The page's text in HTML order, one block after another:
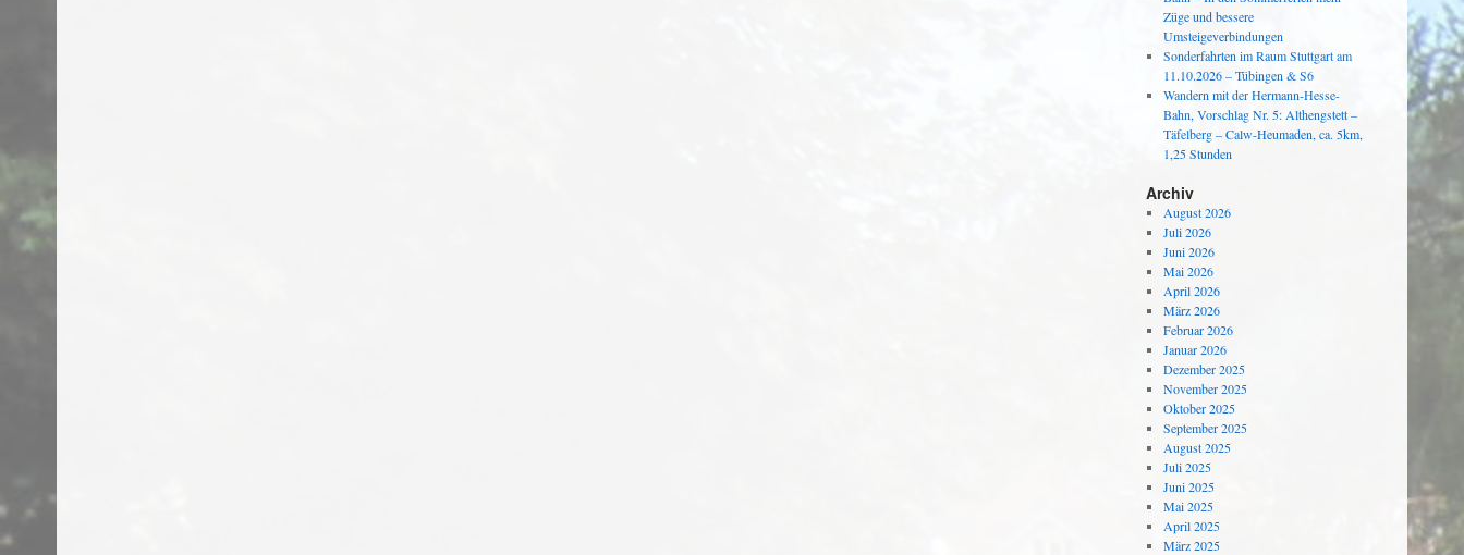
Züge und bessere
Umsteigeverbindungen
Sonderfahrten im Raum Stuttgart am
11.10.2026 – Tübingen & S6
Wandern mit der Hermann-Hesse-
Bahn, Vorschlag Nr. 5: Althengstett –
Täfelberg – Calw-Heumaden, ca. 5km,
1,25 Stunden
Archiv
August 2026
Juli 2026
Juni 2026
Mai 2026
April 2026
März 2026
Februar 2026
Januar 2026
Dezember 2025
November 2025
Oktober 2025
September 2025
August 2025
Juli 2025
Juni 2025
Mai 2025
April 2025
März 2025